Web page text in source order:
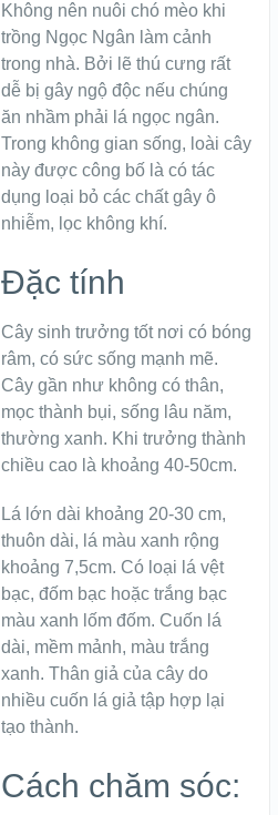
Không nên nuôi chó mèo khi
trồng Ngọc Ngân làm cảnh
trong nhà. Bởi lẽ thú cưng rất
dễ bị gây ngộ độc nếu chúng
ăn nhầm phải lá ngọc ngân.
Trong không gian sống, loài cây
này được công bố là có tác
dụng loại bỏ các chất gây ô
nhiễm, lọc không khí.
Đặc tính
Cây sinh trưởng tốt nơi có bóng
râm, có sức sống mạnh mẽ.
Cây gần như không có thân,
mọc thành bụi, sống lâu năm,
thường xanh. Khi trưởng thành
chiều cao là khoảng 40-50cm.
Lá lớn dài khoảng 20-30 cm,
thuôn dài, lá màu xanh rộng
khoảng 7,5cm. Có loại lá vệt
bạc, đốm bạc hoặc trắng bạc
màu xanh lốm đốm. Cuốn lá
dài, mềm mảnh, màu trắng
xanh. Thân giả của cây do
nhiều cuốn lá giả tập hợp lại
tạo thành.
Cách chăm sóc: